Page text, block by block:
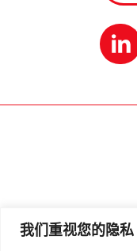
我们重视您的隐私